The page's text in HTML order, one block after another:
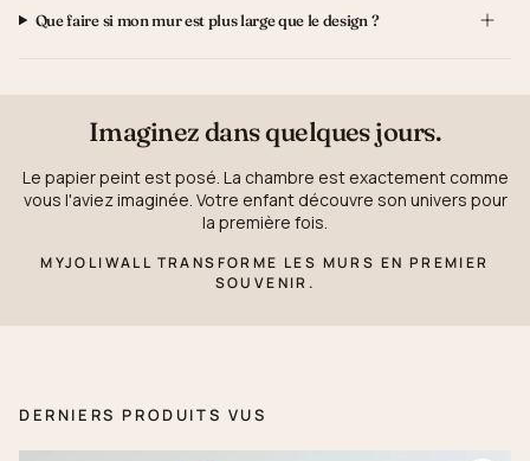
Que faire si mon mur est plus large que le design ?
Imaginez dans quelques jours.
Le papier peint est posé. La chambre est exactement comme
vous l'aviez imaginée. Votre enfant découvre son univers pour
la première fois.
MYJOLIWALL TRANSFORME LES MURS EN PREMIER
SOUVENIR.
DERNIERS PRODUITS VUS